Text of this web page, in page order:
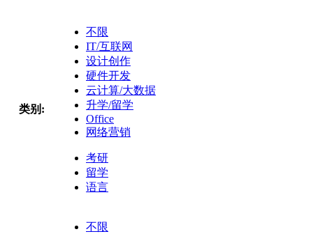
类别:
不限
IT/互联网
设计创作
硬件开发
云计算/大数据
升学/留学
Office
网络营销
考研
留学
语言
不限